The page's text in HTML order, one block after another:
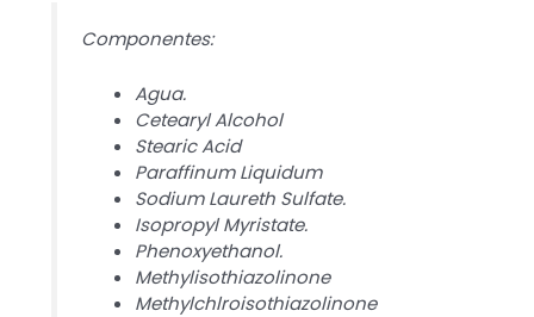
Componentes:
Agua.
Cetearyl Alcohol
Stearic Acid
Paraffinum Liquidum
Sodium Laureth Sulfate.
Isopropyl Myristate.
Phenoxyethanol.
Methylisothiazolinone
Methylchlroisothiazolinone